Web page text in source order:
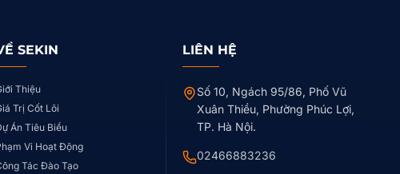
SEKIN
Thiệu
Trị Cốt Lõi
Án Tiêu Biểu
Vi Hoạt Động
Tác Đào Tạo
LIÊN HỆ
Số 10, Ngách 95/86, Phố Vũ
Xuân Thiều, Phường Phúc Lợi,
TP. Hà Nội.
02466883236